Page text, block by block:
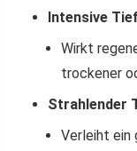
Intensive
Wirkt
trockener
Strahlender
Verleiht ein